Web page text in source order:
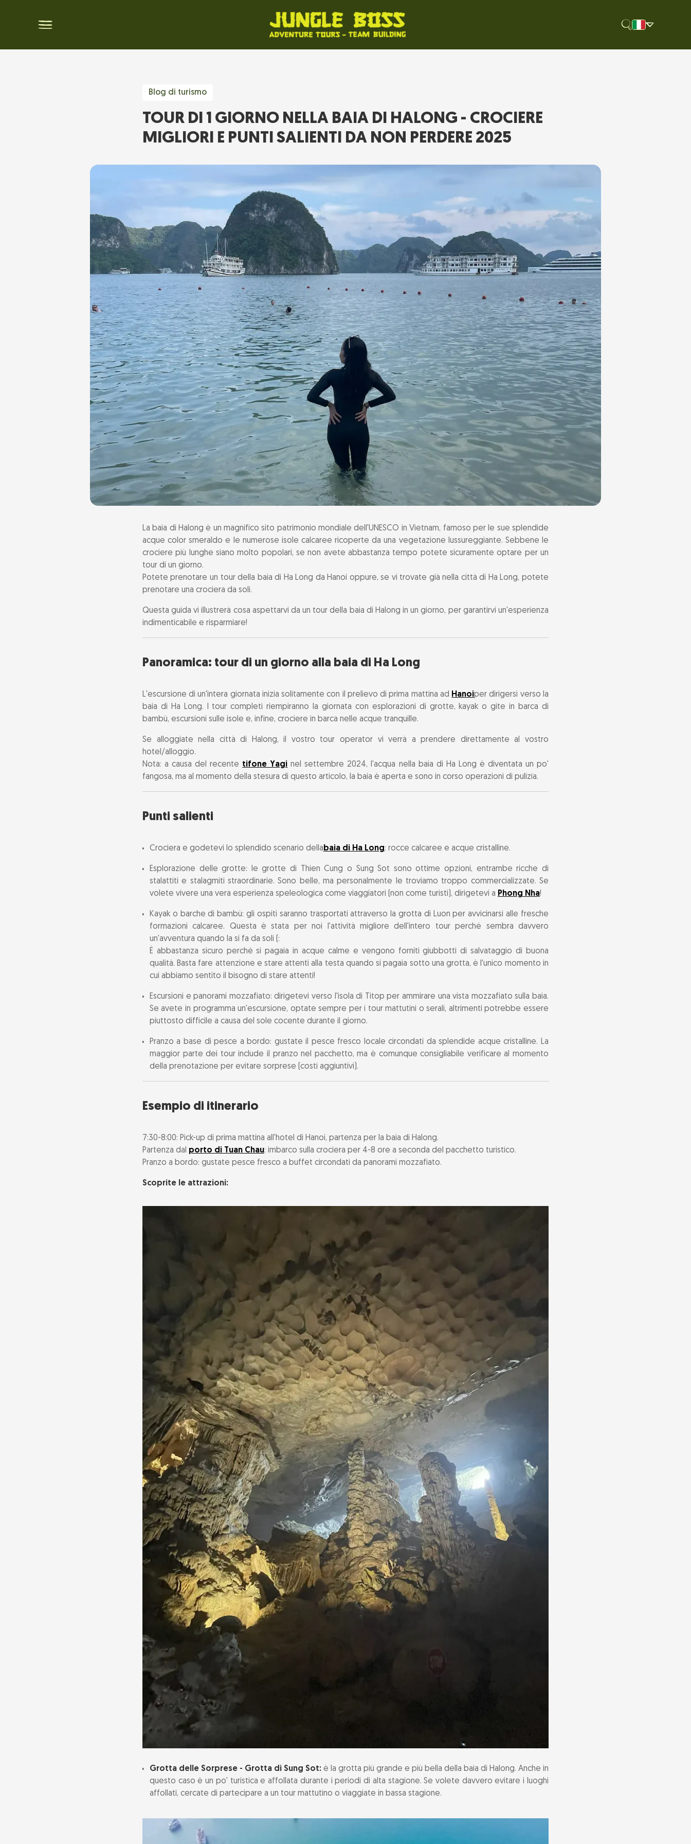
Blog di turismo
TOUR DI 1 GIORNO NELLA BAIA DI HALONG - CROCIERE
MIGLIORI E PUNTI SALIENTI DA NON PERDERE 2025
La baia di Halong è un magnifico sito patrimonio mondiale dell'UNESCO in Vietnam, famoso per le sue splendide
acque color smeraldo e le numerose isole calcaree ricoperte da una vegetazione lussureggiante. Sebbene le
crociere più lunghe siano molto popolari, se non avete abbastanza tempo potete sicuramente optare per un
tour di un giorno.
Potete prenotare un tour della baia di Ha Long da Hanoi oppure, se vi trovate già nella città di Ha Long, potete
prenotare una crociera da soli.
Questa guida vi illustrerà cosa aspettarvi da un tour della baia di Halong in un giorno, per garantirvi un'esperienza
indimenticabile e risparmiare!
Panoramica: tour di un giorno alla baia di Ha Long
L'escursione di un'intera giornata inizia solitamente con il prelievo di prima mattina ad Hanoiper dirigersi verso la
baia di Ha Long. I tour completi riempiranno la giornata con esplorazioni di grotte, kayak o gite in barca di
bambù, escursioni sulle isole e, infine, crociere in barca nelle acque tranquille.
Se alloggiate nella città di Halong, il vostro tour operator vi verrà a prendere direttamente al vostro
hotel/alloggio.
Nota: a causa del recente tifone Yagi nel settembre 2024, l'acqua nella baia di Ha Long è diventata un po'
fangosa, ma al momento della stesura di questo articolo, la baia è aperta e sono in corso operazioni di pulizia.
Punti salienti
Crociera e godetevi lo splendido scenario della baia di Ha Long: rocce calcaree e acque cristalline.
Esplorazione delle grotte: le grotte di Thien Cung o Sung Sot sono ottime opzioni, entrambe ricche di
stalattiti e stalagmiti straordinarie. Sono belle, ma personalmente le troviamo troppo commercializzate. Se
volete vivere una vera esperienza speleologica come viaggiatori (non come turisti), dirigetevi a Phong Nha!
Kayak o barche di bambù: gli ospiti saranno trasportati attraverso la grotta di Luon per avvicinarsi alle fresche
formazioni calcaree. Questa è stata per noi l'attività migliore dell'intero tour perché sembra davvero
un'avventura quando la si fa da soli (:
È abbastanza sicuro perché si pagaia in acque calme e vengono forniti giubbotti di salvataggio di buona
qualità. Basta fare attenzione e stare attenti alla testa quando si pagaia sotto una grotta, è l'unico momento in
cui abbiamo sentito il bisogno di stare attenti!
Escursioni e panorami mozzafiato: dirigetevi verso l'isola di Titop per ammirare una vista mozzafiato sulla baia.
Se avete in programma un'escursione, optate sempre per i tour mattutini o serali, altrimenti potrebbe essere
piuttosto difficile a causa del sole cocente durante il giorno.
Pranzo a base di pesce a bordo: gustate il pesce fresco locale circondati da splendide acque cristalline. La
maggior parte dei tour include il pranzo nel pacchetto, ma è comunque consigliabile verificare al momento
della prenotazione per evitare sorprese (costi aggiuntivi).
Esempio di itinerario
7:30-8:00: Pick-up di prima mattina all'hotel di Hanoi, partenza per la baia di Halong.
Partenza dal porto di Tuan Chau: imbarco sulla crociera per 4-8 ore a seconda del pacchetto turistico.
Pranzo a bordo: gustate pesce fresco a buffet circondati da panorami mozzafiato.
Scoprite le attrazioni:
Grotta delle Sorprese - Grotta di Sung Sot: è la grotta più grande e più bella della baia di Halong. Anche in
questo caso è un po' turistica e affollata durante i periodi di alta stagione. Se volete davvero evitare i luoghi
affollati, cercate di partecipare a un tour mattutino o viaggiate in bassa stagione.